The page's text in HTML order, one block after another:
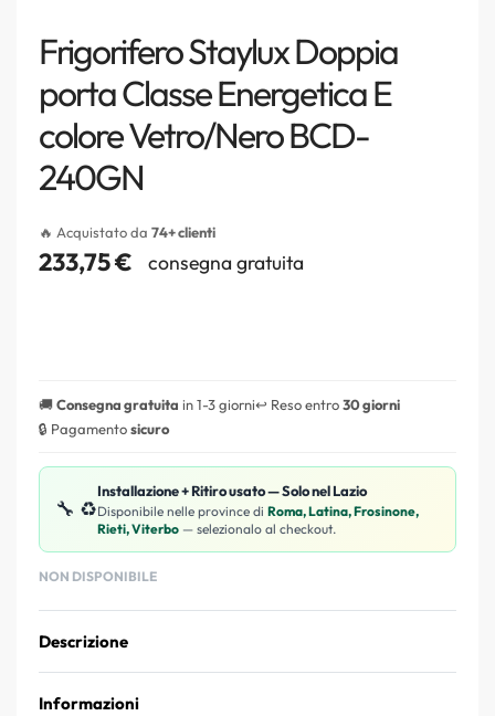
Frigorifero Staylux Doppia
porta Classe Energetica E
colore Vetro/Nero BCD-
240GN
🔥 Acquistato da 74+ clienti
233,75€ consegna gratuita
🚚Consegna gratuita in 1-3 giorni↩️ Reso entro30 giorni
🔒 Pagamentosicuro
🔧 ♻️
Installazione + Ritiro usato — Solo nel Lazio
Disponibile nelle province di Roma, Latina, Frosinone,
Rieti, Viterbo — selezionalo al checkout.
NON DISPONIBILE
Descrizione
Informazioni